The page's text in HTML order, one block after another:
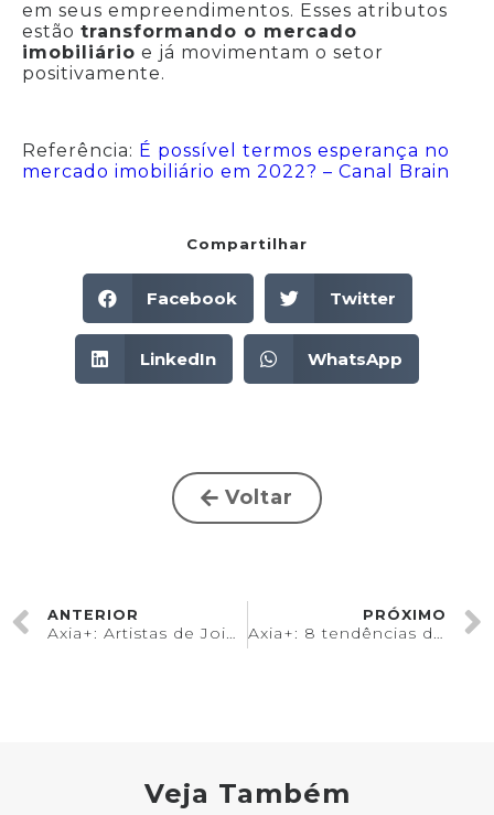
em seus empreendimentos. Esses atributos
estão transformando o mercado
imobiliário e já movimentam o setor
positivamente.
Referência: É possível termos esperança no
mercado imobiliário em 2022? – Canal Brain
Compartilhar
Facebook Twitter
LinkedIn WhatsApp
Voltar
ANTERIOR
Axia+: Artistas de Joinville – Fritz Alt
PRÓXIMO
Axia+: 8 tendências da CASACOR para inspirar sua decoração.
Veja Também